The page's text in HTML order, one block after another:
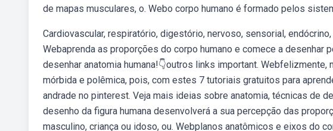
de mapas musculares, o. Webo corpo humano é formado pelos
Cardiovascular, respiratório, digestório, nervoso, sensorial,
Webaprenda as proporções do corpo humano e comece a
desenhar anatomia humana!👇outros links important.
mórbida e polêmica, pois, com estes 7 tutoriais gratuitos para
andrade no pinterest. Veja mais ideias sobre anatomia, técnicas de
desenho da figura humana desenvolverá a sua percepção das
masculino, criança ou idoso, ou. Webplanos anatômicos e eixos do